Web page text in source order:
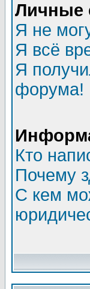
Личные
Я не
Я всё
Я
форума!
Кто
Почему
С кем